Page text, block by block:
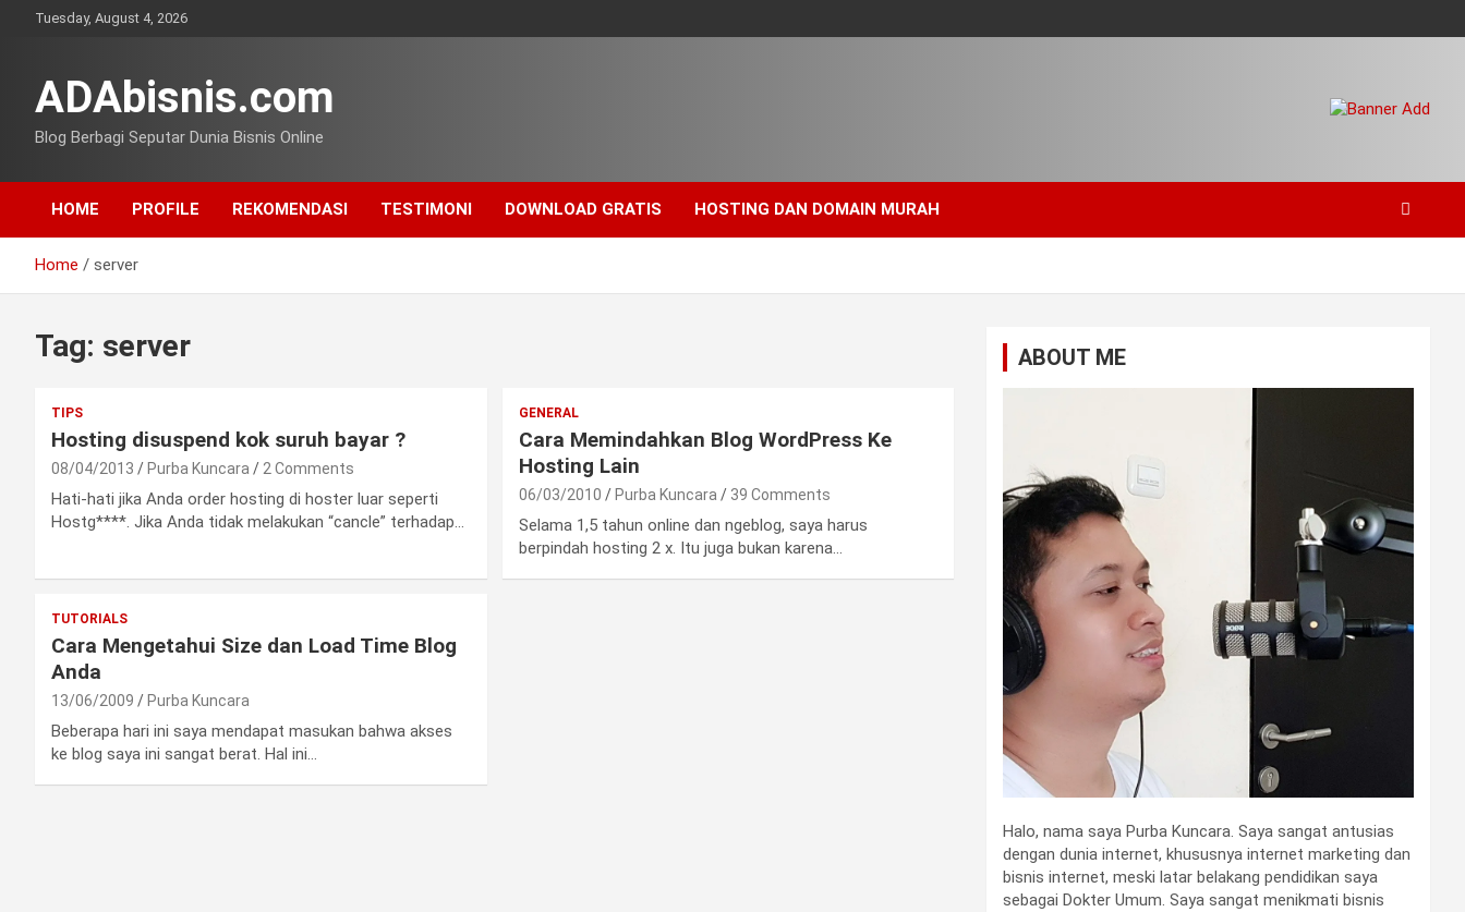
Tuesday, August 4, 2026
ADAbisnis.com
Blog Berbagi Seputar Dunia Bisnis Online
HOME PROFILE REKOMENDASI TESTIMONI DOWNLOAD GRATIS HOSTING DAN DOMAIN MURAH
Home server
Tag: server
TIPS
Hosting disuspend kok suruh bayar ?
08/04/2013 Purba Kuncara 2 Comments
Hati-hati jika Anda order hosting di hoster luar seperti
Hostg****. Jika Anda tidak melakukan “cancle” terhadap…
GENERAL
Cara Memindahkan Blog WordPress Ke
Hosting Lain
06/03/2010 Purba Kuncara 39 Comments
Selama 1,5 tahun online dan ngeblog, saya harus
berpindah hosting 2 x. Itu juga bukan karena…
TUTORIALS
Cara Mengetahui Size dan Load Time Blog
Anda
13/06/2009 Purba Kuncara
Beberapa hari ini saya mendapat masukan bahwa akses
ke blog saya ini sangat berat. Hal ini…
ABOUT ME
Halo, nama saya Purba Kuncara. Saya sangat antusias
dengan dunia internet, khususnya internet marketing dan
bisnis internet, meski latar belakang pendidikan saya
sebagai Dokter Umum. Saya sangat menikmati bisnis